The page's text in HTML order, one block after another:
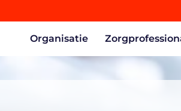
Organisatie